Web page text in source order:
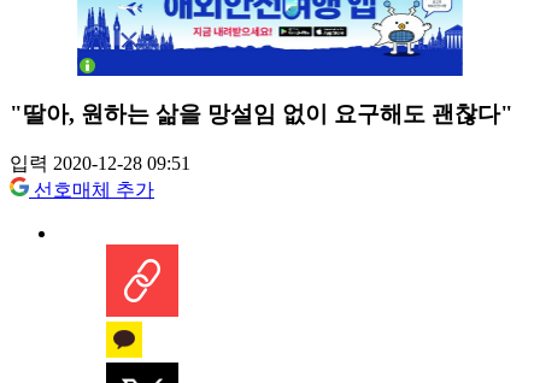
"딸아, 원하는 삶을 망설임 없이 요구해도 괜찮다"
입력 2020-12-28 09:51
선호매체 추가